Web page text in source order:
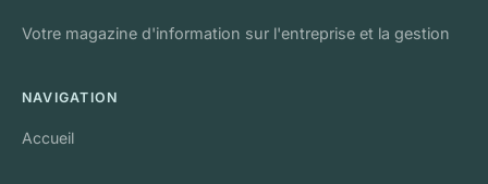
Votre magazine d'information sur l'entreprise et la gestion
NAVIGATION
Accueil